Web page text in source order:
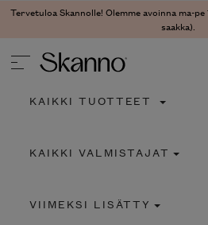
Tervetuloa Skannolle! Olemme avoinna ma-
saakka).
Type 2 or more characters for
KAIKKI TUOTTEET
KAIKKI VALMISTAJAT
VIIMEKSI LISÄTTY